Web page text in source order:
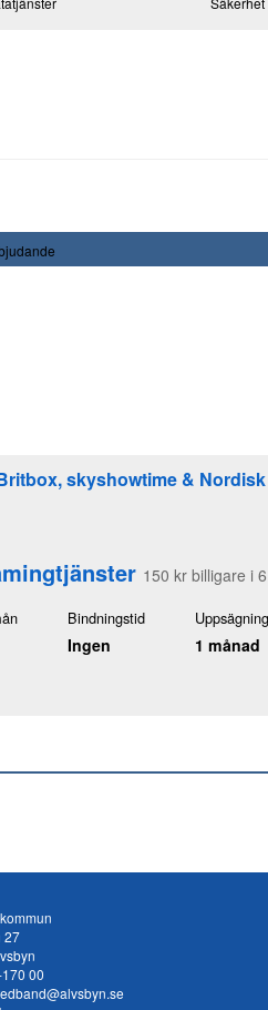
skyshowtime &
150 kr billigare i
Bindningstid
Ingen 1 månad
27
00